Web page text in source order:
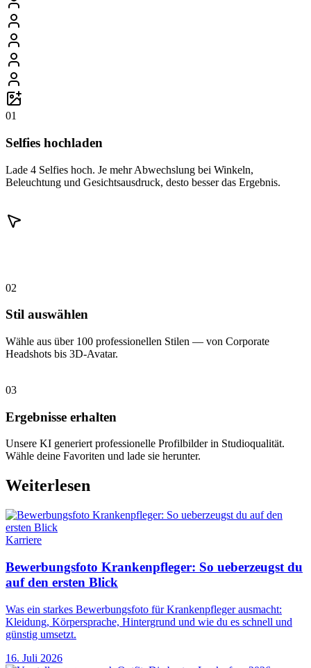
01
Selfies hochladen
Lade 4 Selfies hoch. Je mehr Abwechslung bei Winkeln,
Beleuchtung und Gesichtsausdruck, desto besser das Ergebnis.
02
Stil auswählen
Wähle aus über 100 professionellen Stilen — von Corporate
Headshots bis 3D-Avatar.
03
Ergebnisse erhalten
Unsere KI generiert professionelle Profilbilder in Studioqualität.
Wähle deine Favoriten und lade sie herunter.
Weiterlesen
Karriere
Bewerbungsfoto Krankenpfleger: So ueberzeugst du
auf den ersten Blick
Was ein starkes Bewerbungsfoto für Krankenpfleger ausmacht:
Kleidung, Körpersprache, Hintergrund und wie du es schnell und
günstig umsetzt.
16. Juli 2026